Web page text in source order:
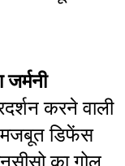
करने वाली
मजबूत डिफेंस